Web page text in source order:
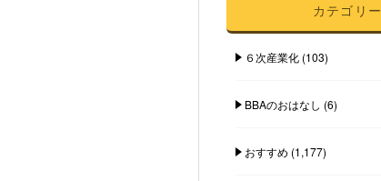
カテゴリー
６次産業化(103)
BBAのおはなし (6)
おすすめ (1,177)